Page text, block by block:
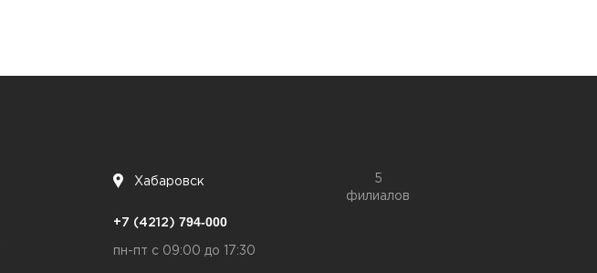
Хабаровск
5
филиалов
+7 (4212) 794-000
пн-пт с 09:00 до 17:30